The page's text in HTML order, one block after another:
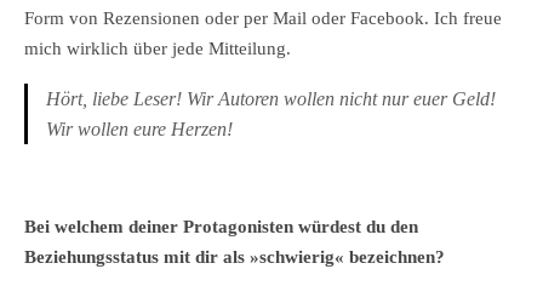
Form von Rezensionen oder per Mail oder Facebook. Ich freue
mich wirklich über jede Mitteilung.
Hört, liebe Leser! Wir Autoren wollen nicht nur euer Geld!
Wir wollen eure Herzen!
Bei welchem deiner Protagonisten würdest du den
Beziehungsstatus mit dir als »schwierig« bezeichnen?